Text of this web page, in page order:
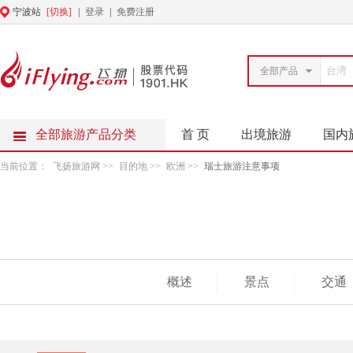
宁波站 [切换] 登录 免费注册
全部产品
全部旅游产品分类 首 页 出境旅游 国内
当前位置： 飞扬旅游网 >> 目的地 >> 欧洲 >> 瑞士旅游注意事项
概述 景点 交通